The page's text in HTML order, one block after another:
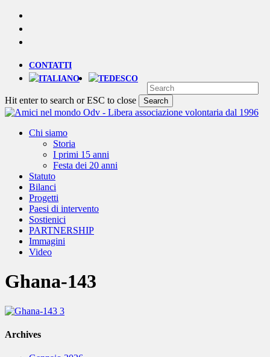
Skip
content
CONTATTI
Hit enter to search or ESC to close Search
Close
Menu
Chi siamo
Storia
I primi 15 anni
Festa dei 20 anni
Statuto
Bilanci
Progetti
Paesi di intervento
Sostienici
PARTNERSHIP
Immagini
Video
Ghana-143
Archives